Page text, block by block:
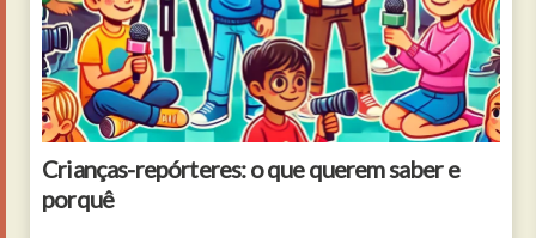
Crianças-repórteres: o que querem saber e
porquê